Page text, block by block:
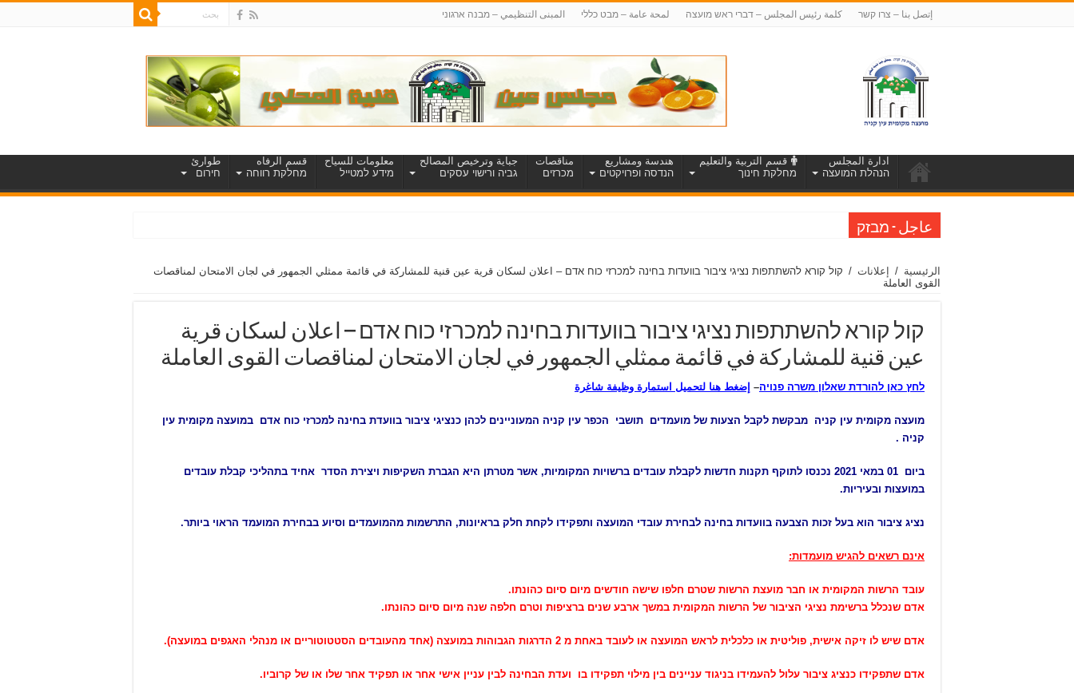
إتصل بنا – צרו קשר كلمة رئيس المجلس – דברי ראש מועצה لمحة عامة – מבט כללי المبنى التنظيمي – מבנה ארגוני
ادارة المجلس
הנהלת המועצה
قسم التربية والتعليم
מחלקת חינוך
هندسة ومشاريع
הנדסה ופרויקטים
مناقصات
מכרזים
جباية وترخيص المصالح
גביה ורישוי עסקים
معلومات للسياح
מידע למטייל
قسم الرفاه
מחלקת רווחה
طوارئ
חירום
عاجل - מבזק
الرئيسية / إعلانات / קול קורא להשתתפות נציגי ציבור בוועדות בחינה למכרזי כוח אדם – اعلان لسكان قرية عين قنية للمشاركة في قائمة ممثلي الجمهور في لجان الامتحان لمناقصات
القوى العاملة
קול קורא להשתתפות נציגי ציבור בוועדות בחינה למכרזי כוח אדם – اعلان لسكان قرية
عين قنية للمشاركة في قائمة ممثلي الجمهور في لجان الامتحان لمناقصات القوى العاملة
לחץ כאן להורדת שאלון משרה פנויה– إضغط هنا لتحميل استمارة وظيفة شاغرة
מועצה מקומית עין קניה מבקשת לקבל הצעות של מועמדים תושבי הכפר עין קניה המעוניינים לכהן כנציגי ציבור בוועדת בחינה למכרזי כוח אדם במועצה מקומית עין
קניה .
ביום 01 במאי 2021 נכנסו לתוקף תקנות חדשות לקבלת עובדים ברשויות המקומיות, אשר מטרתן היא הגברת השקיפות ויצירת הסדר אחיד בתהליכי קבלת עובדים
במועצות ובעיריות.
נציג ציבור הוא בעל זכות הצבעה בוועדות בחינה לבחירת עובדי המועצה ותפקידו לקחת חלק בראיונות, התרשמות מהמועמדים וסיוע בבחירת המועמד הראוי ביותר.
אינם רשאים להגיש מועמדות:
עובד הרשות המקומית או חבר מועצת הרשות שטרם חלפו שישה חודשים מיום סיום כהונתו.
אדם שנכלל ברשימת נציגי הציבור של הרשות המקומית במשך ארבע שנים ברציפות וטרם חלפה שנה מיום סיום כהונתו.
אדם שיש לו זיקה אישית, פוליטית או כלכלית לראש המועצה או לעובד באחת מ 2 הדרגות הגבוהות במועצה (אחד מהעובדים הסטטוטוריים או מנהלי האגפים במועצה).
אדם שתפקידו כנציג ציבור עלול להעמידו בניגוד עניינים בין מילוי תפקידו בו ועדת הבחינה לבין עניין אישי אחר או תפקיד אחר שלו או של קרוביו.